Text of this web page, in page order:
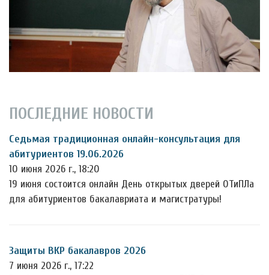
ПОСЛЕДНИЕ НОВОСТИ
Седьмая традиционная онлайн-консультация для
абитуриентов 19.06.2026
10 июня 2026 г., 18:20
19 июня состоится онлайн День открытых дверей ОТиПЛа
для абитуриентов бакалавриата и магистратуры!
Защиты ВКР бакалавров 2026
7 июня 2026 г., 17:22